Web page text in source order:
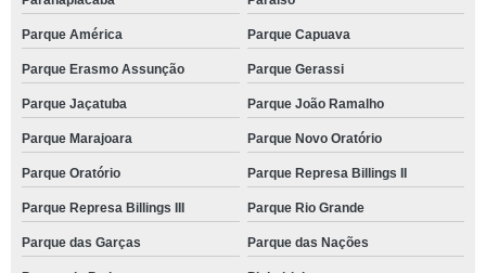
Parque América Parque Capuava
Parque Erasmo Assunção Parque Gerassi
Parque Jaçatuba Parque João Ramalho
Parque Marajoara Parque Novo Oratório
Parque Oratório Parque Represa Billings II
Parque Represa Billings III Parque Rio Grande
Parque das Garças Parque das Nações